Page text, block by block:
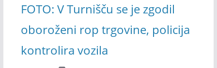
FOTO: V Turnišču se je zgodil
oboroženi rop trgovine, policija
kontrolira vozila